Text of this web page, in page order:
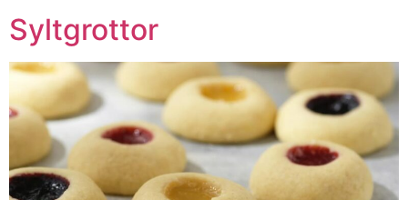
Syltgrottor